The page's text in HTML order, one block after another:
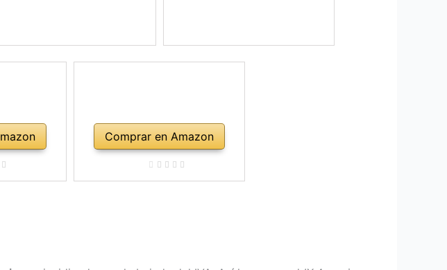
Comprar en Amazon